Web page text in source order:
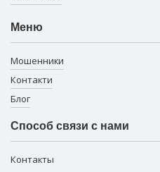
Меню
Мошенники
Контакти
Блог
Способ связи с нами
Контакты